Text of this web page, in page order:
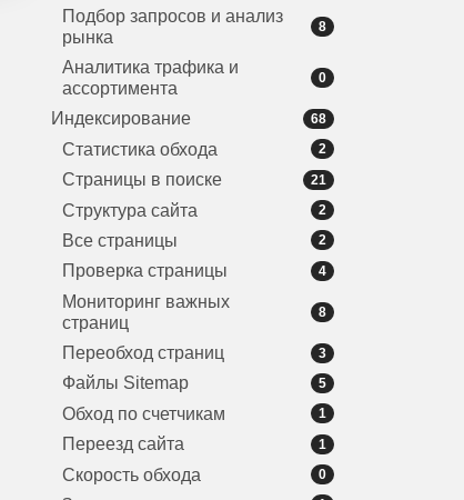
Подбор запросов и анализ
рынка
8
Аналитика трафика и
ассортимента
0
Индексирование 68
Статистика обхода 2
Страницы в поиске 21
Структура сайта 2
Все страницы 2
Проверка страницы 4
Мониторинг важных
страниц
8
Переобход страниц 3
Файлы Sitemap 5
Обход по счетчикам 1
Переезд сайта 1
Скорость обхода 0